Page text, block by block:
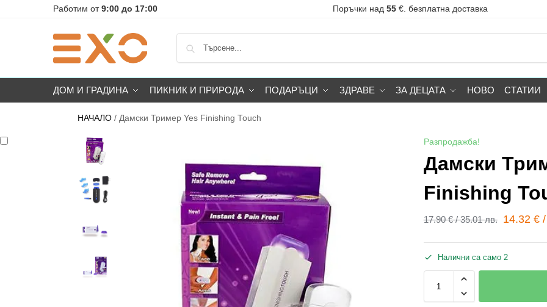
Работим от9:00 до 17:00 Поръчки над 55 €. безплатна доставка
ДОМ И ГРАДИНА ПИКНИК И ПРИРОДА ПОДАРЪЦИ ЗДРАВЕ ЗА ДЕЦАТА НОВО СТАТИИ
НАЧАЛО /Дамски Тример Yes Finishing Touch
Разпродажба!
Дамски
Finishing
17.90€ /35.01лв. 14.32 €
Налични са само 2